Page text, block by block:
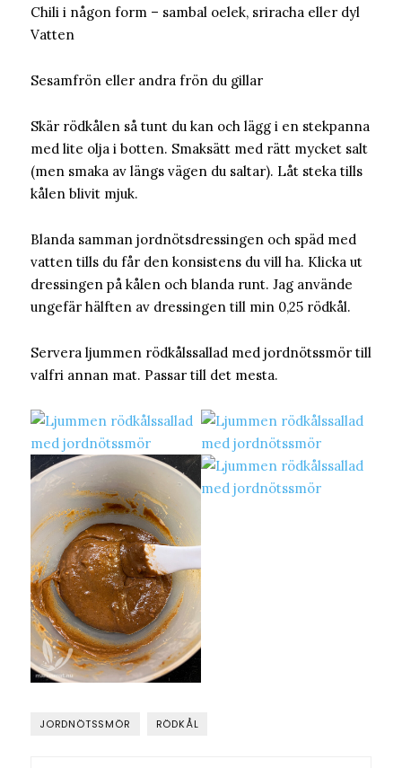
Chili i någon form – sambal oelek, sriracha eller dyl
Vatten
Sesamfrön eller andra frön du gillar
Skär rödkålen så tunt du kan och lägg i en stekpanna
med lite olja i botten. Smaksätt med rätt mycket salt
(men smaka av längs vägen du saltar). Låt steka tills
kålen blivit mjuk.
Blanda samman jordnötsdressingen och späd med
vatten tills du får den konsistens du vill ha. Klicka ut
dressingen på kålen och blanda runt. Jag använde
ungefär hälften av dressingen till min 0,25 rödkål.
Servera ljummen rödkålssallad med jordnötssmör till
valfri annan mat. Passar till det mesta.
JORDNÖTSSMÖR RÖDKÅL